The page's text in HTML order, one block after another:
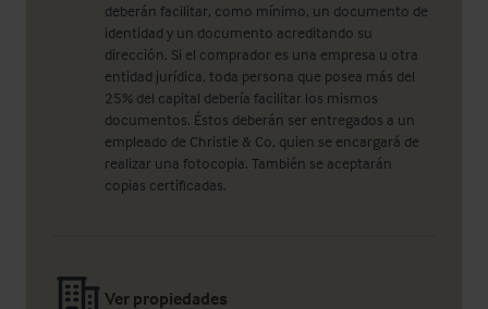
deberán facilitar, como mínimo, un documento de
identidad y un documento acreditando su
dirección. Si el comprador es una empresa u otra
entidad jurídica, toda persona que posea más del
25% del capital debería facilitar los mismos
documentos. Éstos deberán ser entregados a un
empleado de Christie & Co, quien se encargará de
realizar una fotocopia. También se aceptarán
copias certificadas.
Ver propiedades